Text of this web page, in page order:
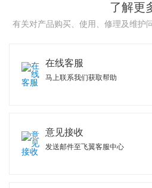
了解更
有关对产品购买、使用、修理及维护
在线客服
马上联系我们获取帮助
意见接收
发送邮件至飞翼客服中心